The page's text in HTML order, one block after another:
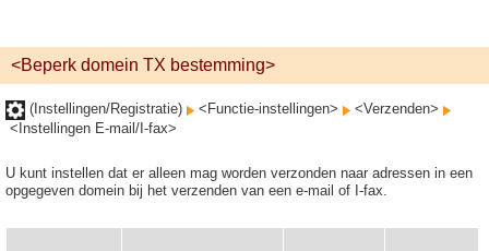
<Beperk domein TX bestemming>
(Instellingen/Registratie) <Functie-instellingen>
<Verzenden>
<Instellingen E-mail/I-fax>
U kunt instellen dat er alleen mag worden verzonden naar adressen in een
opgegeven domein bij het verzenden van een e-mail of I-fax.